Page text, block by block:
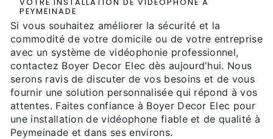
VOTRE INSTALLATION DE VIDÉOPHONE À
PEYMEINADE
Si vous souhaitez améliorer la sécurité et la
commodité de votre domicile ou de votre entreprise
avec un système de vidéophonie professionnel,
contactez Boyer Decor Elec dès aujourd'hui. Nous
serons ravis de discuter de vos besoins et de vous
fournir une solution personnalisée qui répond à vos
attentes. Faites confiance à Boyer Decor Elec pour
une installation de vidéophone fiable et de qualité à
Peymeinade et dans ses environs.